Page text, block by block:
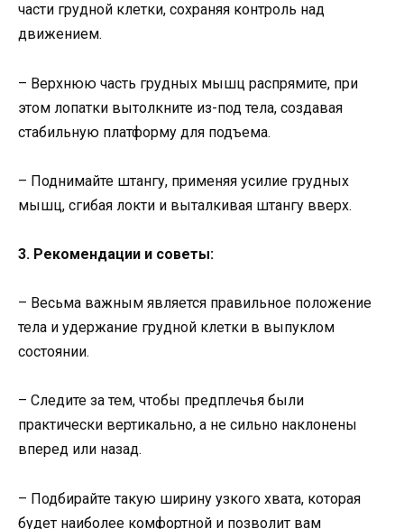
части грудной клетки, сохраняя контроль над
движением.
– Верхнюю часть грудных мышц распрямите, при
этом лопатки вытолкните из-под тела, создавая
стабильную платформу для подъема.
– Поднимайте штангу, применяя усилие грудных
мышц, сгибая локти и выталкивая штангу вверх.
3. Рекомендации и советы:
– Весьма важным является правильное положение
тела и удержание грудной клетки в выпуклом
состоянии.
– Следите за тем, чтобы предплечья были
практически вертикально, а не сильно наклонены
вперед или назад.
– Подбирайте такую ширину узкого хвата, которая
будет наиболее комфортной и позволит вам